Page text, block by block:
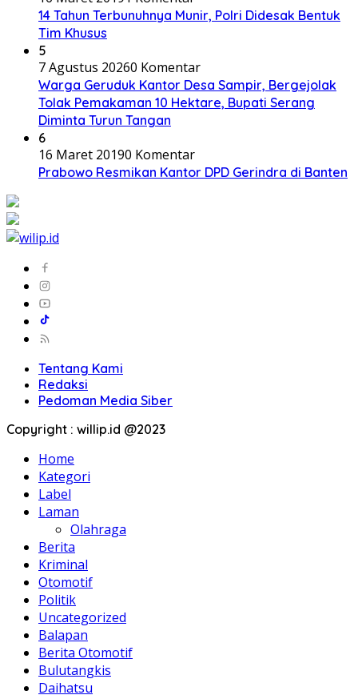
14 Tahun Terbunuhnya Munir, Polri Didesak Bentuk
Tim Khusus
5
7 Agustus 20260 Komentar
Warga Geruduk Kantor Desa Sampir, Bergejolak
Tolak Pemakaman 10 Hektare, Bupati Serang
Diminta Turun Tangan
6
16 Maret 20190 Komentar
Prabowo Resmikan Kantor DPD Gerindra di Banten
Tentang Kami
Redaksi
Pedoman Media Siber
Copyright : willip.id @2023
Home
Kategori
Label
Laman
Olahraga
Berita
Kriminal
Otomotif
Politik
Uncategorized
Balapan
Berita Otomotif
Bulutangkis
Daihatsu